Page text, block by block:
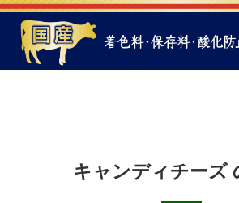
キャンディチーズ